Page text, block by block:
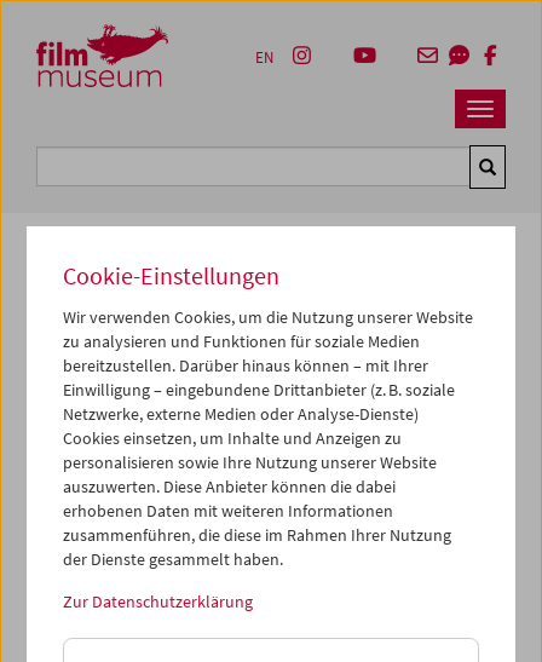
Zum Inhalt
Zum Hauptmenü
Zur Servicenavigation
Zum Suche
Navbar
EN
Kulturerbe digital
Adria - Urlaubsfilme 1954-1968 (Film -
Schule des Sehens I)
1990, 16mm, SW/Farbe, 38 min
Regie:Gustav Deutsch
Sammlung:Österreichisches Filmmuseum
Verleih:Sixpackfilm
Datenschutzeinstellungen nicht angezeigt werden.
Cookie-Einstellungen
Wir verwenden Cookies, um die Nutzung unserer Website
zu analysieren und Funktionen für soziale Medien
bereitzustellen. Darüber hinaus können – mit Ihrer
Einwilligung – eingebundene Drittanbieter (z. B. soziale
Netzwerke, externe Medien oder Analyse-Dienste)
Cookies einsetzen, um Inhalte und Anzeigen zu
personalisieren sowie Ihre Nutzung unserer Website
auszuwerten. Diese Anbieter können die dabei
erhobenen Daten mit weiteren Informationen
zusammenführen, die diese im Rahmen Ihrer Nutzung
der Dienste gesammelt haben.
Zur Datenschutzerklärung